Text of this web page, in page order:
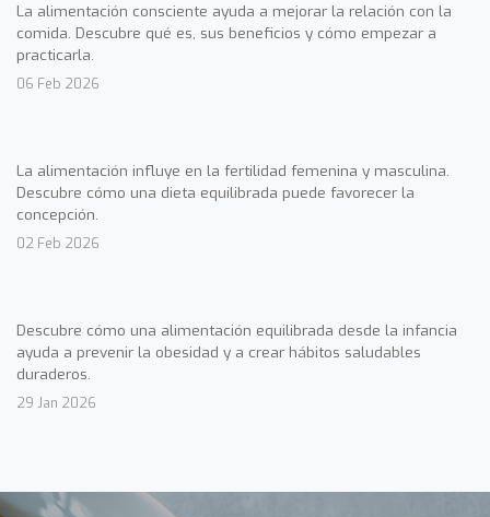
La alimentación consciente ayuda a mejorar la relación con la
comida. Descubre qué es, sus beneficios y cómo empezar a
practicarla.
06 Feb 2026
La alimentación influye en la fertilidad femenina y masculina.
Descubre cómo una dieta equilibrada puede favorecer la
concepción.
02 Feb 2026
Descubre cómo una alimentación equilibrada desde la infancia
ayuda a prevenir la obesidad y a crear hábitos saludables
duraderos.
29 Jan 2026